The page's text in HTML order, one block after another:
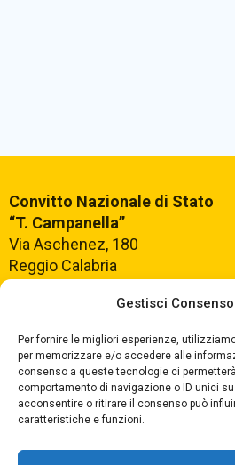
Gestisci
Per fornire le migliori esperienze,
per memorizzare e/o accedere alle
consenso a queste tecnologie ci
comportamento di navigazione o ID unici
acconsentire o ritirare il consenso può
caratteristiche e funzioni.
Convitto Nazionale di Stato
“T. Campanella”
Via Aschenez, 180
Reggio Calabria
Segreteria +39096520527
Fax +390965499420
E-mail: